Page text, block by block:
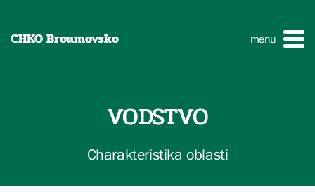
CHKO Broumovsko menu
VODSTVO
Charakteristika oblasti